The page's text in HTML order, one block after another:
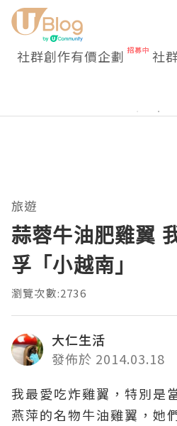
社群創作有價企劃 社
旅遊
蒜蓉牛油肥雞翼
孚「小越南」
瀏覽次數:2736
大仁生活
發佈於 2014.03.18
我最愛吃炸雞翼，特別是
燕萍的名物牛油雞翼，她